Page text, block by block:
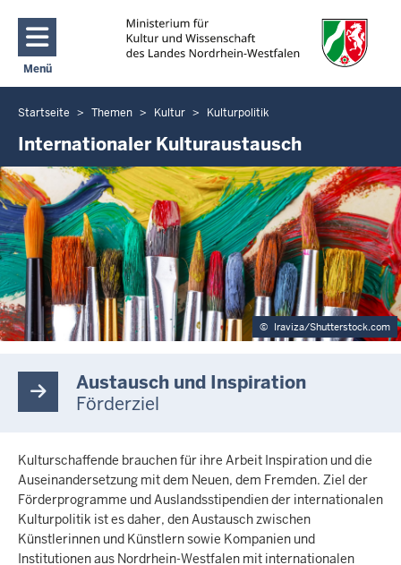
Direkt zum Inhalt
Menü
Navigation aktivieren/deaktivieren: Main Menu
Sie
befinden
hier
Startseite Themen Kultur Kulturpolitik
Internationaler Kulturaustausch
© Iraviza/Shutterstock.com
Austausch und Inspiration
Förderziel
Kulturschaffende brauchen für ihre Arbeit Inspiration und die
Auseinandersetzung mit dem Neuen, dem Fremden. Ziel der
Förderprogramme und Auslandsstipendien der internationalen
Kulturpolitik ist es daher, den Austausch zwischen
Künstlerinnen und Künstlern sowie Kompanien und
Institutionen aus Nordrhein-Westfalen mit internationalen